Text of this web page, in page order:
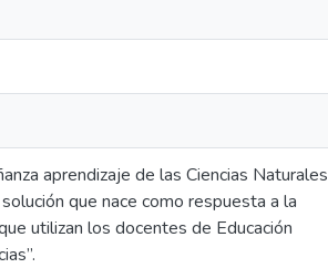
aprendizaje de las Ciencias Naturales
que nace como respuesta a la
utilizan los docentes de Educación